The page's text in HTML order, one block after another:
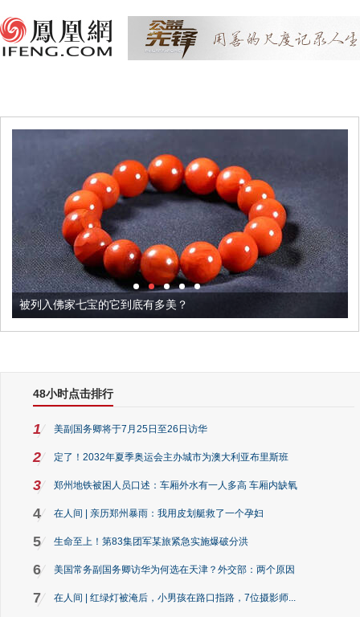
被列入佛家七宝的它到底有多美？
48小时点击排行
1 美副国务卿将于7月25日至26日访华
2 定了！2032年夏季奥运会主办城市为澳大利亚布里斯班
3 郑州地铁被困人员口述：车厢外水有一人多高 车厢内缺氧
4 在人间 | 亲历郑州暴雨：我用皮划艇救了一个孕妇
5 生命至上！第83集团军某旅紧急实施爆破分洪
6 美国常务副国务卿访华为何选在天津？外交部：两个原因
7 在人间 | 红绿灯被淹后，小男孩在路口指路，7位摄影师...